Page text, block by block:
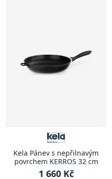
Kela Pánev s nepřilnavým
povrchem KERROS 32 cm
1 660 Kč